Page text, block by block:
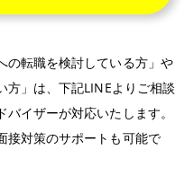
の転職を検討している方」や
方」は、下記LINEよりご相談
イザーが対応いたします。
接対策のサポートも可能で